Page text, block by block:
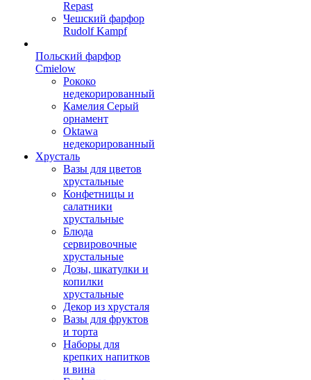
Repast
Чешский фарфор
Rudolf Kampf
Польский фарфор
Сmielow
Рококо
недекорированный
Камелия Серый
орнамент
Oktawa
недекорированный
Хрусталь
Вазы для цветов
хрустальные
Конфетницы и
салатники
хрустальные
Блюда
сервировочные
хрустальные
Дозы, шкатулки и
копилки
хрустальные
Декор из хрусталя
Вазы для фруктов
и торта
Наборы для
крепких напитков
и вина